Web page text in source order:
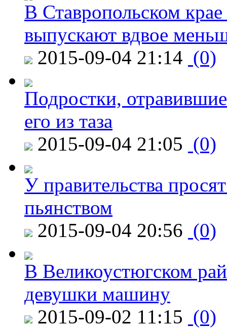
В Ставропольском
выпускают вдвое
2015-09-04 21:14 (0)
Подростки,
его из таза
2015-09-04 21:05 (0)
У правительства
пьянством
2015-09-04 20:56 (0)
В Великоустюгском
девушки машину
2015-09-02 11:15 (0)